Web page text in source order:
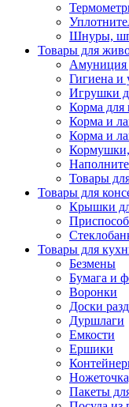
Шнуры,
Товары для
Амуниция
Гигиена и
Игрушки
Корма для
Корма и
Корма и
Товары
Товары для
Крышки
Товары для
Безмены
Бумага и
Воронки
Доски
Дуршлаги
Емкости
Ершики
Пакеты